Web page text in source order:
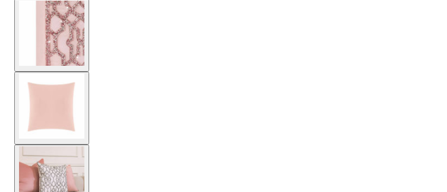
Ver imagen más grande
Ver imagen más grande
Ver imagen más grande